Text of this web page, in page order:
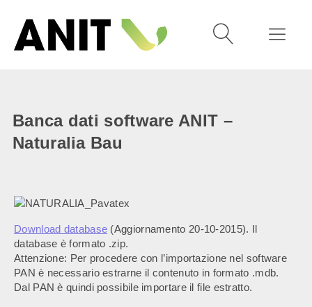
Banca dati software ANIT –
Naturalia Bau
Download database (Aggiornamento 20-10-2015). Il
database è formato .zip.
Attenzione: Per procedere con l’importazione nel software
PAN è necessario estrarne il contenuto in formato .mdb.
Dal PAN è quindi possibile importare il file estratto.